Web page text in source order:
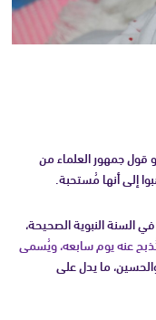
قول جمهور العلماء من
إلى أنها مُستحبة.
السنة النبوية الصحيحة،
عنه يوم سابعه، ويُسمى
ما يدل على